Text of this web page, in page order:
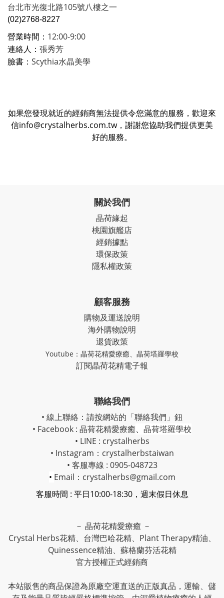
台北市光復北路105號八樓之一
(02)2768-8227
營業時間： 12:00-9:00
連絡人： 張秀芳
臉書： Scythia水晶美學
如果您發現就近的經銷商無法提供令您滿意的服務，歡迎來
信info@crystalherbs.com.tw，謝謝您協助我們提供更美
好的服務。
關於我們
晶荷緣起
桃園旗艦店
經銷據點
環保政策
隱私權政策
顧客服務
購物及運送說明
海外購物說明
退貨政策
Youtube： 晶荷花精愛療癒、 晶荷塔羅學校
訂閱晶荷花精電子報
聯絡我們
• 線上聯絡：請按網站的「聯絡我們」鈕
• Facebook : 晶荷花精愛療癒、 晶荷塔羅學校
• LINE : crystalherbs
• Instagram： crystalherbstaiwan
• 客服專線 : 0905-048723
• Email：crystalherbs@gmail.com
客服時間 : 平日10:00-18:30，週末假日休息
－ 晶荷花精愛療癒 －
Crystal Herbs花精、台灣巴哈花精、Plant Therapy精油、
Quinessence精油、蘇格蘭芬活花精
官方授權正式經銷商
本站販售的商品保證為原廠空運直送的正版真品，運輸、儲